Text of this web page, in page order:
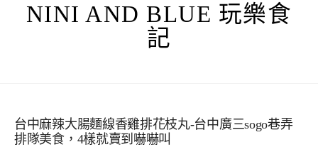
NINI AND BLUE 玩樂食
記
台中麻辣大腸麵線香雞排花枝丸-台中廣三sogo巷弄
排隊美食，4樣就賣到嚇嚇叫